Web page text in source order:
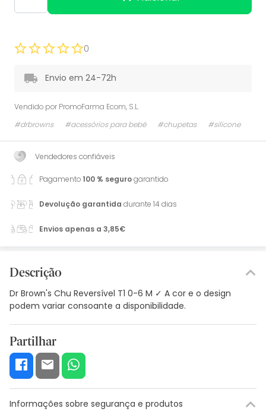
0
Envio em 24-72h
Vendido por PromoFarma Ecom, S.L.
#drbrowns
#acessórios para bebé #chupetas #silicone
Vendedores confiáveis
Pagamento100 % segurogarantido
Devolução garantida durante 14 dias
Envios apenas a 3,85€
Descrição
Dr Brown's Chu Reversível T1 0-6 M ✓ A cor e o design
podem variar consoante a disponibilidade.
Partilhar
Informações sobre segurança e produtos